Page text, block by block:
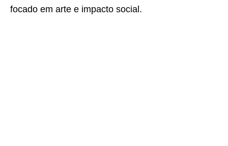
focado em arte e impacto social.